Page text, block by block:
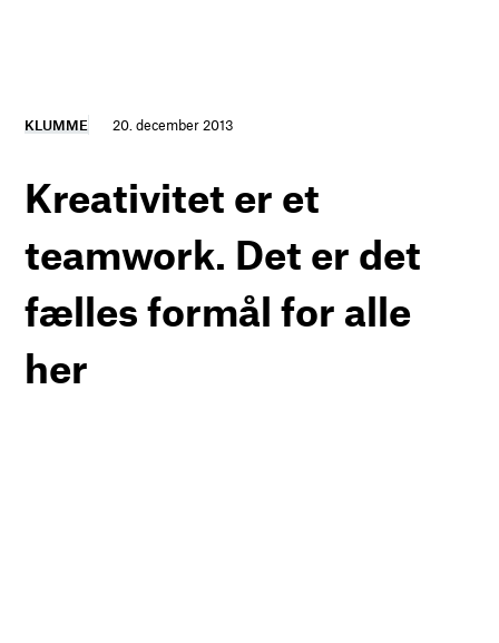
KLUMME 20. december 2013
Kreativitet er et
teamwork. Det er det
fælles formål for alle
her